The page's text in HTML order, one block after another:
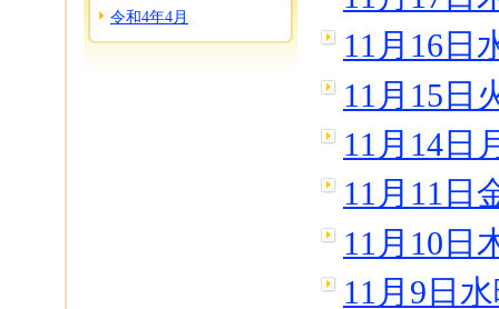
令和4年4月
11月16
11月15
11月14
11月11
11月10
11月9日